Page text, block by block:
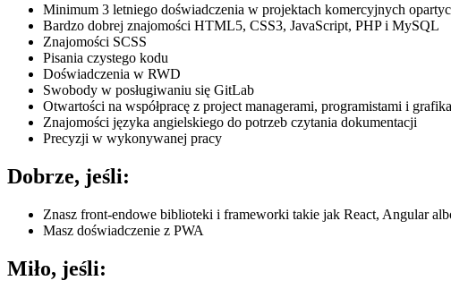
Minimum 3 letniego doświadczenia w projektach komercyjnych
Bardzo dobrej znajomości HTML5, CSS3, JavaScript, PHP i MySQL
Znajomości SCSS
Pisania czystego kodu
Doświadczenia w RWD
Swobody w posługiwaniu się GitLab
Otwartości na współpracę z project managerami, programistami i
Znajomości języka angielskiego do potrzeb czytania dokumentacji
Precyzji w wykonywanej pracy
Dobrze, jeśli:
Znasz front-endowe biblioteki i frameworki takie jak React, Angular
Masz doświadczenie z PWA
Miło, jeśli: